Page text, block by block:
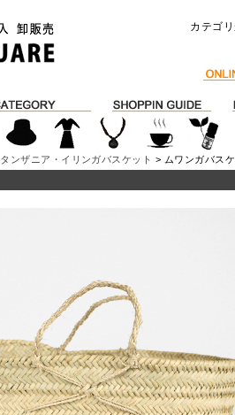
カテゴ
タンザニア・イリンガバスケット > ムワンガバス